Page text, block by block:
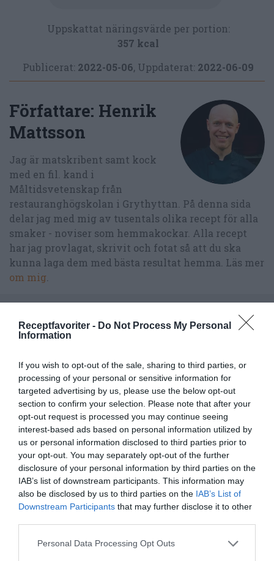
Receptfavoriter - Do Not Process My Personal
Information
If you wish to opt-out of the sale, sharing to third parties, or
processing of your personal or sensitive information for
targeted advertising by us, please use the below opt-out
section to confirm your selection. Please note that after your
opt-out request is processed you may continue seeing
interest-based ads based on personal information utilized by
us or personal information disclosed to third parties prior to
your opt-out. You may separately opt-out of the further
disclosure of your personal information by third parties on the
IAB’s list of downstream participants. This information may
also be disclosed by us to third parties on the IAB’s List of
Downstream Participants that may further disclose it to other
Personal Data Processing Opt Outs
Uppskattat näringsvärde per portion:
357 kcal
Publicerat: 2022-05-06, Uppdaterat: 2022-06-09
Författare: Henrik
Mattsson
Jag är matskribent samt kock
med en fil. kand i
Måltidsvetenskap från
restauranghögskolan i Grythyttan. På denna sida
delar jag med mig av tusentals olika recept för alla
smaker - noviser som hemmakockar. Alla recept
har jag provlagat, skrivit och fotat så att du ska
kunna laga dem med bästa resultat hemma. Läs mer
om mig
Tillbehör och liknande:
Caprese med burrata
RECEPT